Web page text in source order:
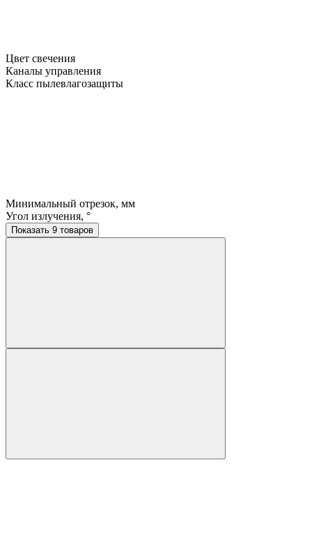
Цвет свечения
Каналы управления
Класс пылевлагозащиты
Минимальный отрезок, мм
Угол излучения, °
Показать 9 товаров